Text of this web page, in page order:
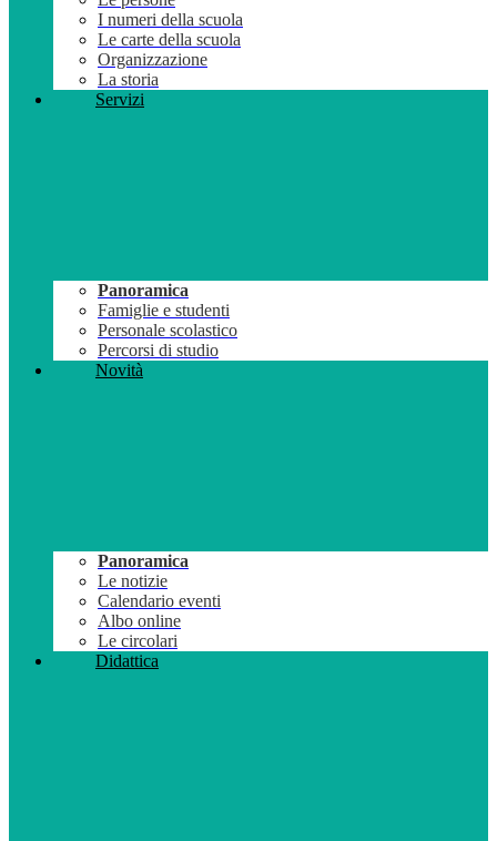
I numeri della scuola
Le carte della scuola
Organizzazione
La storia
Servizi
Panoramica
Famiglie e studenti
Personale scolastico
Percorsi di studio
Novità
Panoramica
Le notizie
Calendario eventi
Albo online
Le circolari
Didattica